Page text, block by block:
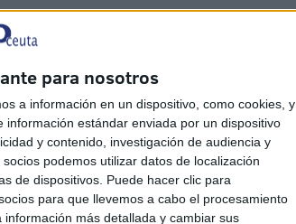
para nosotros
a información en un dispositivo, como cookies, y
estándar enviada por un dispositivo
y contenido, investigación de audiencia y
podemos utilizar datos de localización
de dispositivos. Puede hacer clic para
para que llevemos a cabo el procesamiento
más detallada y cambiar sus
Plaza de España
un acto de
de artículos de